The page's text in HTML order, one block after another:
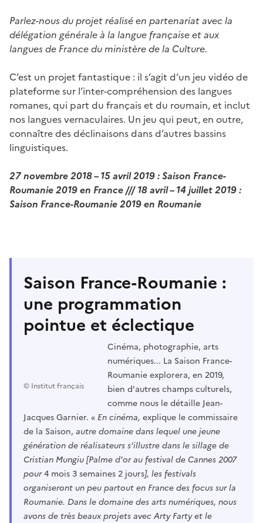
Parlez-nous du projet réalisé en partenariat avec la
délégation générale à la langue française et aux
langues de France du ministère de la Culture.
C’est un projet fantastique : il s’agit d’un jeu vidéo de
plateforme sur l’inter-compréhension des langues
romanes, qui part du français et du roumain, et inclut
nos langues vernaculaires. Un jeu qui peut, en outre,
connaître des déclinaisons dans d’autres bassins
linguistiques.
27 novembre 2018 – 15 avril 2019 : Saison France-
Roumanie 2019 en France /// 18 avril – 14 juillet 2019 :
Saison France-Roumanie 2019 en Roumanie
Saison France-Roumanie :
une programmation
pointue et éclectique
© Institut français
Cinéma, photographie, arts
numériques... La Saison France-
Roumanie explorera, en 2019,
bien d'autres champs culturels,
comme nous le détaille Jean-
Jacques Garnier. « En cinéma, explique le commissaire
de la Saison, autre domaine dans lequel une jeune
génération de réalisateurs s’illustre dans le sillage de
Cristian Mungiu [Palme d'or au festival de Cannes 2007
pour4 mois 3 semaines 2 jours], les festivals
organiseront un peu partout en France des focus sur la
Roumanie. Dans le domaine des arts numériques, nous
avons de très beaux projets avec Arty Farty et le